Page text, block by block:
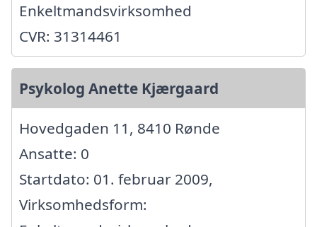
Enkeltmandsvirksomhed
CVR: 31314461
Psykolog Anette Kjærgaard
Hovedgaden 11, 8410 Rønde
Ansatte: 0
Startdato: 01. februar 2009,
Virksomhedsform: